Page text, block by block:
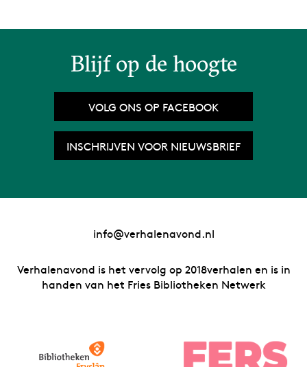
Blijf op de hoogte
VOLG ONS OP FACEBOOK
INSCHRIJVEN VOOR NIEUWSBRIEF
info@verhalenavond.nl
Verhalenavond is het vervolg op 2018verhalen en is in
handen van het Fries Bibliotheken Netwerk